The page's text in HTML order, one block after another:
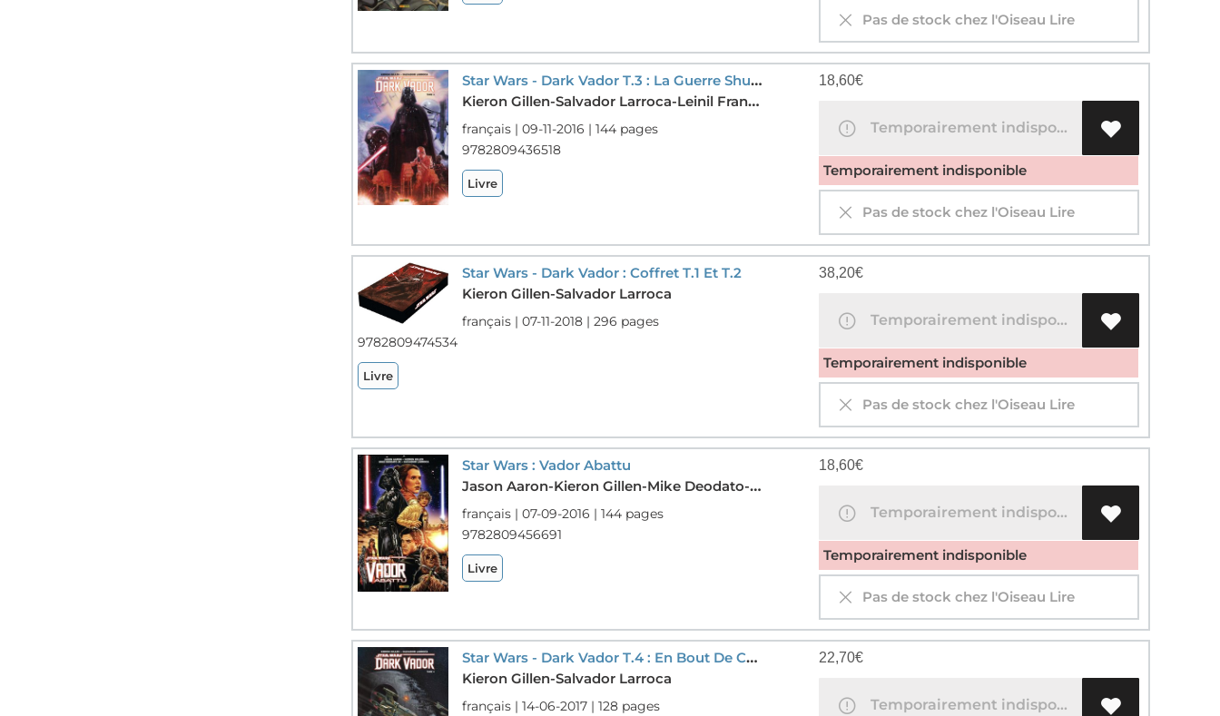
Pas de stock chez l'Oiseau Lire
Star Wars - Dark Vador T.3 : La Guerre Shu-torun
Kieron Gillen-Salvador Larroca-Leinil Francis Yu
français | 09-11-2016 | 144 pages
9782809436518
Livre
18,60€
Temporairement indisponible
Temporairement indisponible
Pas de stock chez l'Oiseau Lire
Star Wars - Dark Vador : Coffret T.1 Et T.2
Kieron Gillen-Salvador Larroca
français | 07-11-2018 | 296 pages
9782809474534
Livre
38,20€
Temporairement indisponible
Temporairement indisponible
Pas de stock chez l'Oiseau Lire
Star Wars : Vador Abattu
Jason Aaron-Kieron Gillen-Mike Deodato-Salvador Larroca
français | 07-09-2016 | 144 pages
9782809456691
Livre
18,60€
Temporairement indisponible
Temporairement indisponible
Pas de stock chez l'Oiseau Lire
Star Wars - Dark Vador T.4 : En Bout De Course
Kieron Gillen-Salvador Larroca
français | 14-06-2017 | 128 pages
22,70€
Temporairement indisponible